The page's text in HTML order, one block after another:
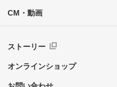
CM・動画
ストーリー
オンラインショップ